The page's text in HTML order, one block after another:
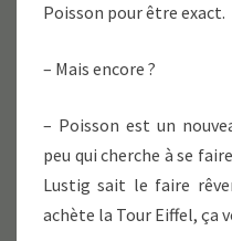
Poisson pour être exact.
– Mais encore ?
– Poisson est un
peu qui cherche à se
Lustig sait le faire
achète la Tour Eiffel, ça